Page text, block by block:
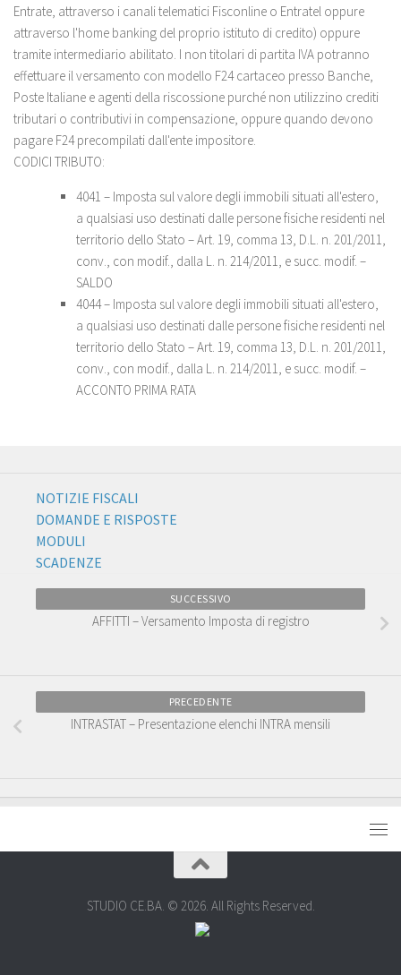
Entrate, attraverso i canali telematici Fisconline o Entratel oppure
attraverso l'home banking del proprio istituto di credito) oppure
tramite intermediario abilitato. I non titolari di partita IVA potranno
effettuare il versamento con modello F24 cartaceo presso Banche,
Poste Italiane e agenti della riscossione purché non utilizzino crediti
tributari o contributivi in compensazione, oppure quando devono
pagare F24 precompilati dall'ente impositore.
CODICI TRIBUTO:
4041 – Imposta sul valore degli immobili situati all'estero,
a qualsiasi uso destinati dalle persone fisiche residenti nel
territorio dello Stato – Art. 19, comma 13, D.L. n. 201/2011,
conv., con modif., dalla L. n. 214/2011, e succ. modif. –
SALDO
4044 – Imposta sul valore degli immobili situati all'estero,
a qualsiasi uso destinati dalle persone fisiche residenti nel
territorio dello Stato – Art. 19, comma 13, D.L. n. 201/2011,
conv., con modif., dalla L. n. 214/2011, e succ. modif. –
ACCONTO PRIMA RATA
NOTIZIE FISCALI
DOMANDE E RISPOSTE
MODULI
SCADENZE
SUCCESSIVO
AFFITTI – Versamento Imposta di registro
PRECEDENTE
INTRASTAT – Presentazione elenchi INTRA mensili
STUDIO CE.BA. © 2026. All Rights Reserved.